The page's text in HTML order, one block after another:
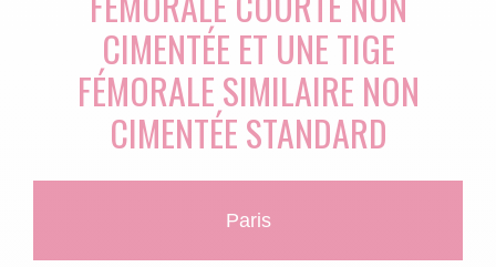
CIMENTÉE ET UNE TIGE
FÉMORALE SIMILAIRE NON
CIMENTÉE STANDARD
Paris